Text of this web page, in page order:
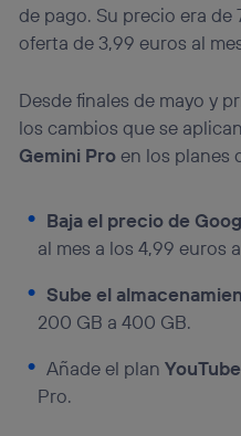
de pago. Su precio era de
oferta de 3,99 euros al
Desde finales de mayo y
los cambios que se
Gemini Proen los planes
Baja el precio de
al mes a los 4,99 euros
Sube el
200 GB a 400 GB.
Añade el plan
Pro.